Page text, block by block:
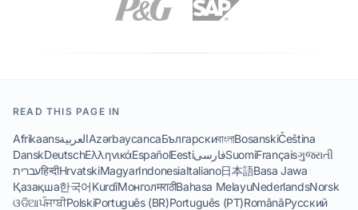
READ THIS PAGE IN
AfrikaansالعربيةAzərbaycancaБългарскиবাংলাBosanskiČeština
DanskDeutschΕλληνικάEspañolEestiفارسیSuomiFrançaisગુજરાતી
עבריתहिन्दीHrvatskiMagyarIndonesiaItaliano日本語Basa Jawa
Қазақша한국어KurdîМонголमराठीBahasa MelayuNederlandsNorsk
ଓଡିଆਪੰਜਾਬੀPolskiPortuguês (BR)Português (PT)RomânăРусский